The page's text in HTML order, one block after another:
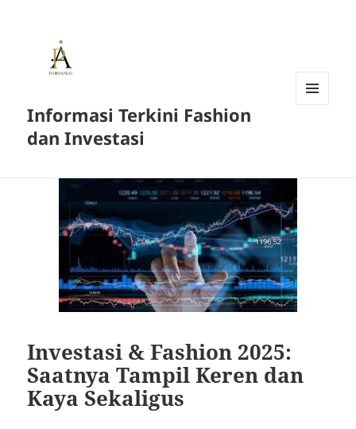
Informasi Terkini Fashion
dan Investasi
Investasi & Fashion 2025:
Saatnya Tampil Keren dan
Kaya Sekaligus